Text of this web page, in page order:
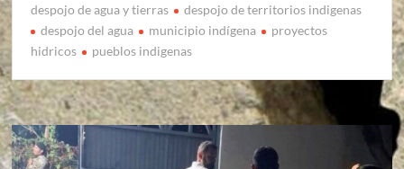
despojo de agua y tierras
despojo de territorios indigenas
despojo del agua
municipio indígena
proyectos
hidricos
pueblos indigenas